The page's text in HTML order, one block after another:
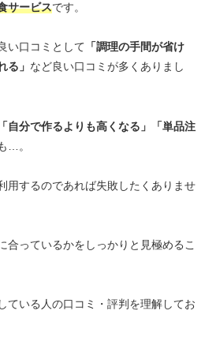
サービスです。
い口コミとして 「調理の手間が省け
る」 など良い口コミが多くありまし
「自分で作るよりも高くなる」「単品注
…。
用するのであれば失敗したくありませ
合っているかをしっかりと見極めるこ
ている人の口コミ・評判を理解してお